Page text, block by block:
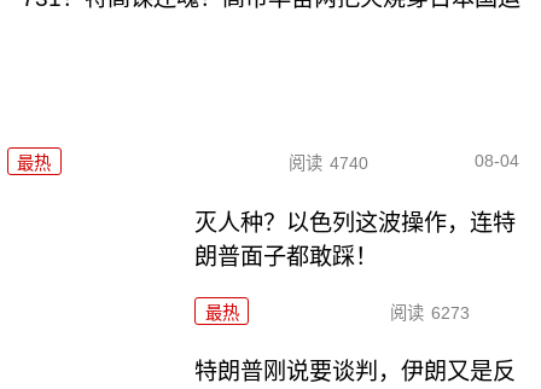
最热 阅读 4740 08-04
灭人种？以色列这波操作，连特
朗普面子都敢踩！
最热 阅读 6273
特朗普刚说要谈判，伊朗又是反